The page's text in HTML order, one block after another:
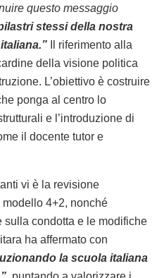
questo messaggio
stessi della nostra
Il riferimento alla
della visione politica
L’obiettivo è costruire
ponga al centro lo
e l’introduzione di
il docente tutor e
vi è la revisione
4+2, nonché
sulla condotta e le modifiche
ha affermato con
la scuola italiana